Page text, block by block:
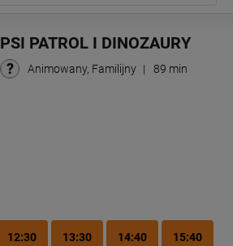
PSI PATROL I DINOZAURY
Animowany, Familijny | 89 min
12:30 13:30 14:40 15:40